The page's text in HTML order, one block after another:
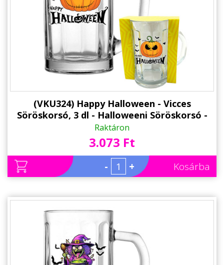
(VKU324) Happy Halloween - Vicces
Söröskorsó, 3 dl - Halloweeni Söröskorsó -
Halloween Kellék
Raktáron
3.073 Ft
- + Kosárba